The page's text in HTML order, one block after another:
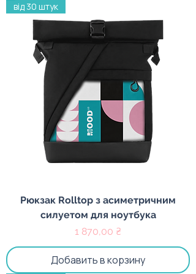
від 30 штук
Рюкзак Rolltop з асиметричним
силуетом для ноутбука
Цена
1 870,00 ₴
Добавить в корзину